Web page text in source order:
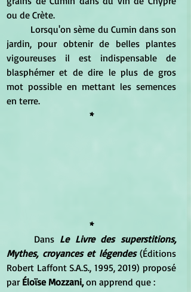
ou de Crète.
jardin, pour obtenir de belles plantes
vigoureuses il est indispensable de
blasphémer et de dire le plus de gros
mot possible en mettant les semences
en terre.
*
*
Dans Le Livre des superstitions,
Mythes, croyances et légendes (Éditions
Robert Laffont S.A.S., 1995, 2019) proposé
par Éloïse Mozzani, on apprend que :